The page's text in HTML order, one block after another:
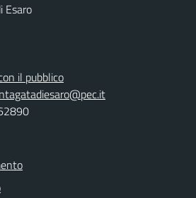
Esaro
il pubblico